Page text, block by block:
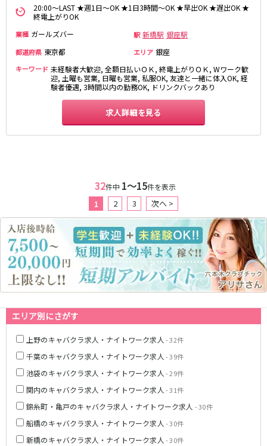
20:00～LAST ★週1日～OK ★1日3時間～OK ★早出OK ★遅出OK ★
終電上がりOK
業種 ガールズバー 駅 新橋駅 銀座駅
都道府県 東京都 エリア 銀座
キーワード 未経験者大歓迎, 全額日払いＯＫ, 終電上がりＯＫ, Wワーク歓
迎, 土曜も営業, 日曜も営業, 私服OK, 友達と一緒に体入OK, 経
験者優遇, 3時間以内の勤務OK, ドリンクバックあり
求人詳細を見る
32件中 1〜15件を表示
1 2 3 次へ >
エリア別にさがす
上野のキャバクラ求人・ナイトワーク求人 - 32件
千葉のキャバクラ求人・ナイトワーク求人 - 39件
池袋のキャバクラ求人・ナイトワーク求人 - 29件
関内のキャバクラ求人・ナイトワーク求人 - 31件
錦糸町・亀戸のキャバクラ求人・ナイトワーク求人 - 30件
船橋のキャバクラ求人・ナイトワーク求人 - 30件
新橋のキャバクラ求人・ナイトワーク求人 - 30件
久喜駅
新伊勢崎駅
西新井駅
伊勢崎駅
羽生駅
せんげん台駅
大袋駅
南羽生駅
蒲生駅
茂林寺前駅
牛田駅
五反野駅
北朝霞駅
新秋津駅
新八柱駅
新松戸駅
東所沢駅
新三郷駅
吉川駅
三郷駅
越谷レイクタウン駅
東京メトロ東西線
中野駅
浦安駅
葛西駅
西葛西駅
門前仲町駅
南行徳駅
高田馬場駅
日本橋駅
飯田橋駅
神楽坂駅
東陽町駅
池袋駅
大宮駅